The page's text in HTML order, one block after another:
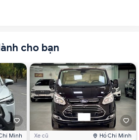
cho bạn
Minh Xe cũ Hồ Chí Minh